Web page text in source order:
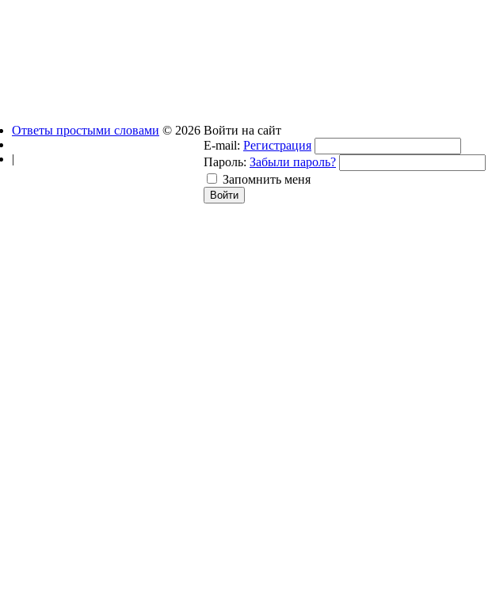
Войти на сайт
E-mail: Регистрация
Пароль: Забыли пароль?
Запомнить меня
Ответы простыми словами © 2026
|